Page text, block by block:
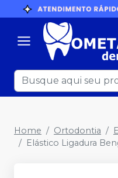
Home Ortodontia
Elástico Ligadura